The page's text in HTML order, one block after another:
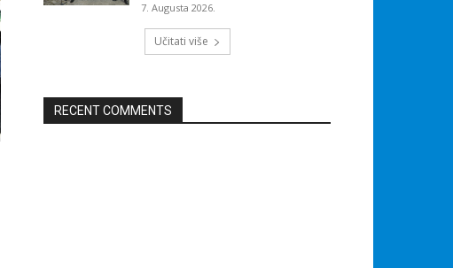
7. Augusta 2026.
Učitati više
RECENT COMMENTS